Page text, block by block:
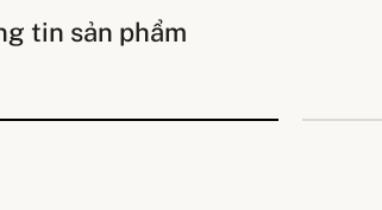
tin sản phẩm